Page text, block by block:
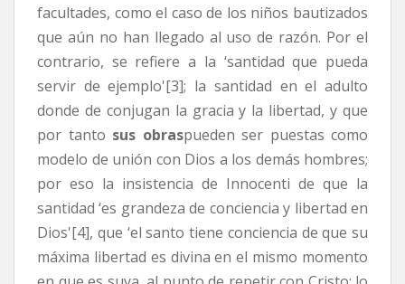
facultades, como el caso de los niños bautizados
que aún no han llegado al uso de razón. Por el
contrario, se refiere a la ‘santidad que pueda
servir de ejemplo'[3]; la santidad en el adulto
donde de conjugan la gracia y la libertad, y que
por tanto sus obraspueden ser puestas como
modelo de unión con Dios a los demás hombres;
por eso la insistencia de Innocenti de que la
santidad ‘es grandeza de conciencia y libertad en
Dios'[4], que ‘el santo tiene conciencia de que su
máxima libertad es divina en el mismo momento